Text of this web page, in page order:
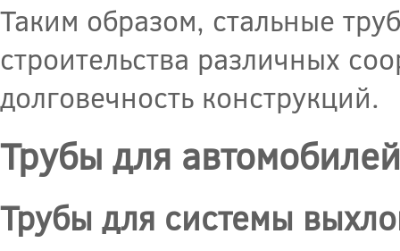
Таким образом, стальные
строительства различных
долговечность конструкций.
Трубы для автомобилей
Трубы для системы